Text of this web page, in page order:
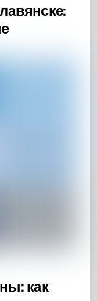
как